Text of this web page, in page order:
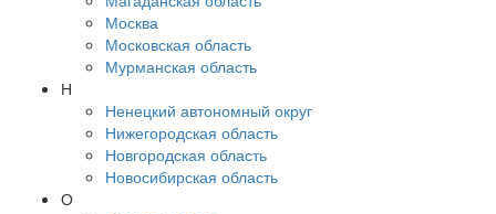
Москва
Московская область
Мурманская область
Н
Ненецкий автономный округ
Нижегородская область
Новгородская область
Новосибирская область
О